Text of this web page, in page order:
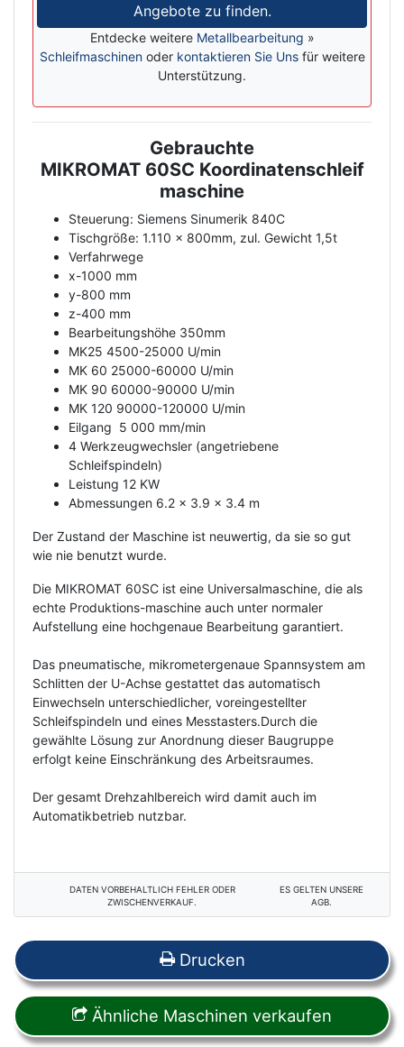
Angebote zu finden.
Entdecke weitere Metallbearbeitung »
Schleifmaschinenoder kontaktieren Sie Unsfür weitere
Unterstützung.
Gebrauchte
MIKROMAT 60SC Koordinatenschleif
maschine
Steuerung: Siemens Sinumerik 840C
Tischgröße: 1.110 x 800mm, zul. Gewicht 1,5t
Verfahrwege
x-1000 mm
y-800 mm
z-400 mm
Bearbeitungshöhe 350mm
MK25 4500-25000 U/min
MK 60 25000-60000 U/min
MK 90 60000-90000 U/min
MK 120 90000-120000 U/min
Eilgang 5 000 mm/min
4 Werkzeugwechsler (angetriebene
Schleifspindeln)
Leistung 12 KW
Abmessungen 6.2 x 3.9 x 3.4 m
Der Zustand der Maschine ist neuwertig, da sie so gut
wie nie benutzt wurde.
Die MIKROMAT 60SC ist eine Universalmaschine, die als
echte Produktions-maschine auch unter normaler
Aufstellung eine hochgenaue Bearbeitung garantiert.
Das pneumatische, mikrometergenaue Spannsystem am
Schlitten der U-Achse gestattet das automatisch
Einwechseln unterschiedlicher, voreingestellter
Schleifspindeln und eines Messtasters.Durch die
gewählte Lösung zur Anordnung dieser Baugruppe
erfolgt keine Einschränkung des Arbeitsraumes.
Der gesamt Drehzahlbereich wird damit auch im
Automatikbetrieb nutzbar.
DATEN VORBEHALTLICH FEHLER ODER
ZWISCHENVERKAUF.
ES GELTEN UNSERE
AGB.
Drucken
Ähnliche Maschinen verkaufen